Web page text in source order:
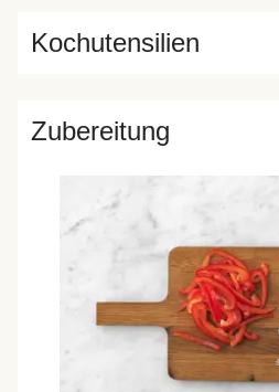
Kochutensilien
Zubereitung